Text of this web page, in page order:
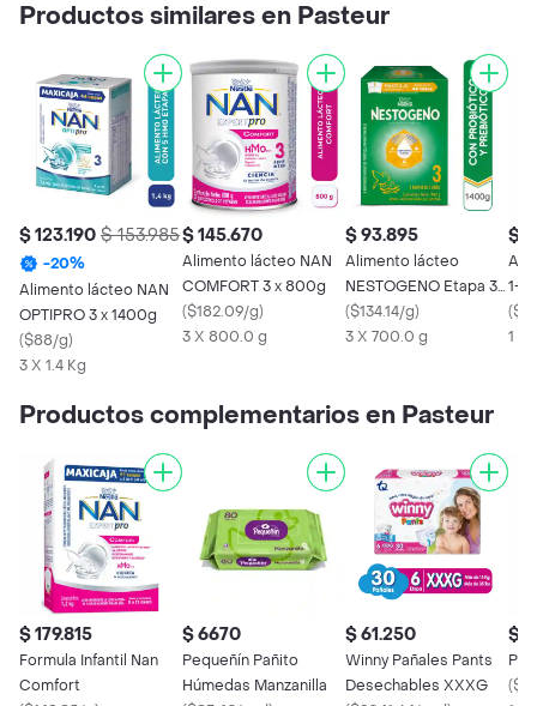
Productos similares en Pasteur
$ 123.190 $ 153.985
-20%
Alimento lácteo NAN
OPTIPRO 3 x 1400g
($88/g)
3 X 1.4 Kg
$ 145.670
Alimento lácteo NAN
COMFORT 3 x 800g
($182.09/g)
3 X 800.0 g
$ 93.895
Alimento lácteo
NESTOGENO Etapa 3 x
1400g
($134.14/g)
3 X 700.0 g
$
1+
(
1 X
Productos complementarios en Pasteur
$ 179.815
Formula Infantil Nan
Comfort
$ 6670
Pequeñín Pañito
Húmedas Manzanilla
$ 61.250
Winny Pañales Pants
Desechables XXXG
$
(